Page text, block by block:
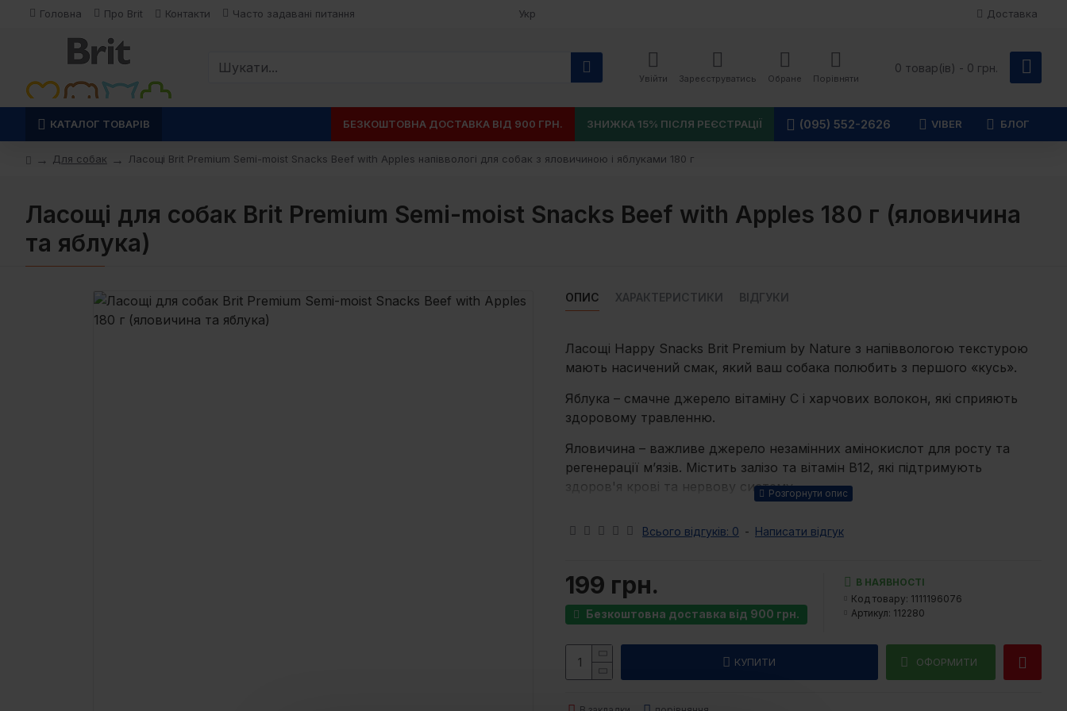
Головна Про Brit Контакти Часто задавані питання Укр Доставка
Увійти Зареєструватись Обране Порівняти
0 товар(ів) - 0 грн.
КАТАЛОГ ТОВАРІВ БЕЗКОШТОВНА ДОСТАВКА ВІД 900 ГРН. ЗНИЖКА 15% ПІСЛЯ РЕЄСТРАЦІЇ (095) 552-2626 VIBER БЛОГ
Для собак Ласощі Brit Premium Semi-moist Snacks Beef with Apples напіввологі для cобак з яловичиною і яблуками 180 г
Ласощі для cобак Brit Premium Semi-moist Snacks Beef with Apples 180 г (яловичина
та яблука)
ОПИС ХАРАКТЕРИСТИКИ ВІДГУКИ
Ласощі Happy Snacks Brit Premium by Nature з напіввологою текстурою
мають насичений смак, який ваш собака полюбить з першого «кусь».
Яблука – смачне джерело вітаміну С і харчових волокон, які сприяють
здоровому травленню.
Яловичина – важливе джерело незамінних амінокислот для росту та
регенерації м’язів. Містить залізо та вітамін В12, які підтримують
здоров'я крові та нервову систему.
Містять трави, багаті антиоксидантами для загального здоров’я та
Не містять цукру, сої, ГМО та штучних добавок.
Завдяки напівм’якій текстурі ці снеки ідеально підходять для собак
будь-якого розміру.
рослинний (14%), картопля (10%), гідролізат протеїну птиці (8%),
гідролізат печінки птиці (5%), колаген (4%), лігноцелюлоза (3%), патока
Всього відгуків: 0 - Написати відгук
199 грн.
Безкоштовна доставка від 900 грн.
В НАЯВНОСТІ
Код товару: 1111196076
Артикул: 112280
КУПИТИ ОФОРМИТИ